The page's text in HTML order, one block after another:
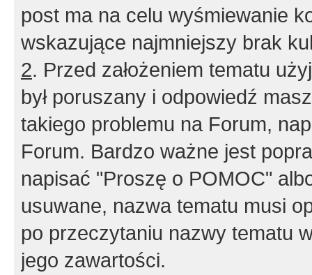
post ma na celu wyśmiewanie
wskazujące najmniejszy brak
2. Przed założeniem tematu
był poruszany i odpowiedź
takiego problemu na Forum,
Forum. Bardzo ważne jest
napisać "Proszę o POMOC"
usuwane, nazwa tematu musi
po przeczytaniu nazwy tematu
jego zawartości.